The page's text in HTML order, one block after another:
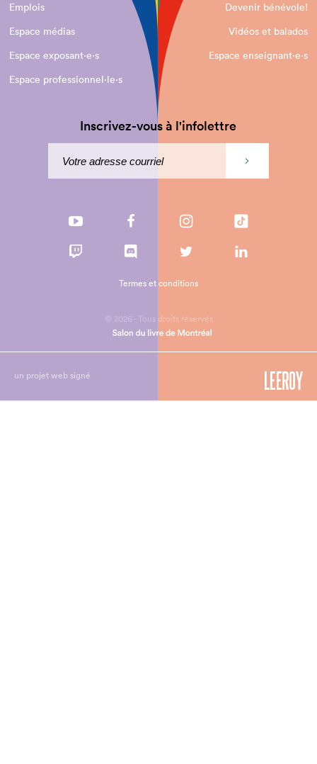
Emplois
Devenir bénévole!
Espace médias
Vidéos et balados
Espace exposant·e⋅s
Espace enseignant·e⋅s
Espace professionnel·le⋅s
Inscrivez-vous à l'infolettre
© 2026 - Tous droits réservés
Termes et conditions
un projet web signé